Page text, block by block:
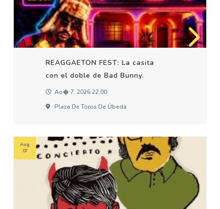
REAGGAETON FEST: La casita
con el doble de Bad Bunny.
Ao� 7, 2026 22:00
Plaza De Toros De Úbeda
Aug
07